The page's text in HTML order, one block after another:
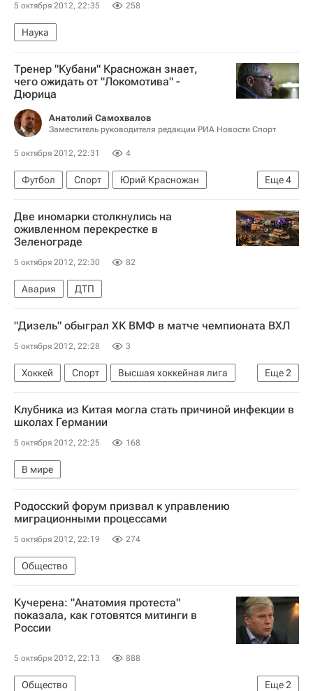
5 октября 2012, 22:35 258
Наука
Тренер "Кубани" Красножан знает,
чего ожидать от "Локомотива" -
Дюрица
Анатолий Самохвалов
Заместитель руководителя редакции РИА Новости Спорт
5 октября 2012, 22:31 4
Еще4
Футбол Спорт
Юрий Красножан
РПЛ 2026-2027 (Чемпионат России по футболу)
Кубань
Локомотив (Москва) Ян Дюрица
Две иномарки столкнулись на
оживленном перекрестке в
Зеленограде
5 октября 2012, 22:30 82
Авария ДТП
"Дизель" обыграл ХК ВМФ в матче чемпионата ВХЛ
5 октября 2012, 22:28 3
Еще2
Хоккей Спорт
Высшая хоккейная лига
Ска-Нева
Дизель (Пенза)
Клубника из Китая могла стать причиной инфекции в
школах Германии
5 октября 2012, 22:25 168
В мире
Родосский форум призвал к управлению
миграционными процессами
5 октября 2012, 22:19 274
Общество
Кучерена: "Анатомия протеста"
показала, как готовятся митинги в
России
5 октября 2012, 22:13 888
Еще2
Общество